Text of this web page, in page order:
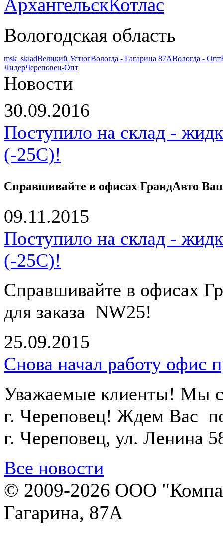
АрхангельскКотлас
Вологодская область
msk_skladВеликий УстюгВологда - Гагарина 87АВологда - Опт
ЛидерЧереповец-Опт
Новости
30.09.2016
Поступило на склад -
(-25С)!
Справшивайте в офисах ГрандАвто
09.11.2015
Поступило на склад -
(-25С)!
Справшивайте в офисах
для заказа NW25!
25.09.2015
Снова начал работу офис
Уважаемые клиенты! Мы
г. Череповец! Ждем Вас
г. Череповец, ул. Ленина
Все новости
© 2009-2026 ООО
Гагарина, 87А